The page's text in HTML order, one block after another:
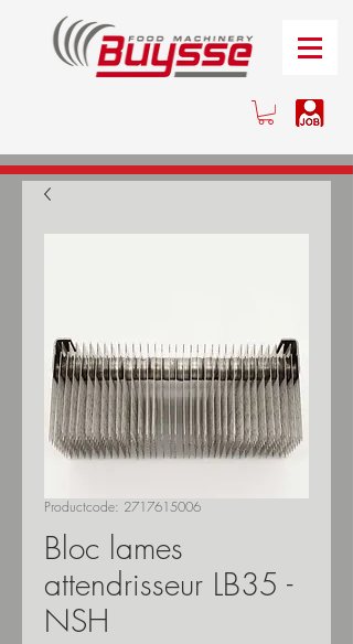
Productcode: 2717615006
Bloc lames
attendrisseur LB35 -
NSH